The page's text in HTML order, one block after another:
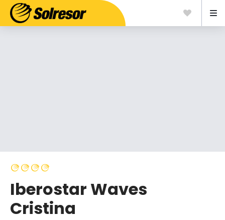
Iberostar Waves
Cristina